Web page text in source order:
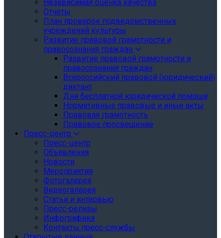
Независимая оценка качества
Отчеты
План проверок подведомственных
учреждений культуры
Развитие правовой грамотности и
правосознания граждан
Развитие правовой грамотности и
правосознания граждан
Всероссийский правовой (юридический)
диктант
Дни бесплатной юридической помощи
Нормативные правовые и иные акты
Правовая грамотность
Правовое просвещение
Пресс-центр
Пресс-центр
Объявления
Новости
Мероприятия
Фотогалерея
Видеогалерея
Статьи и интервью
Пресс-релизы
Инфографика
Контакты пресс-службы